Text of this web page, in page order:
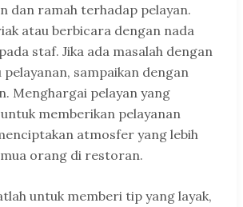
dan ramah terhadap pelayan.
atau berbicara dengan nada
staf. Jika ada masalah dengan
pelayanan, sampaikan dengan
Menghargai pelayan yang
memberikan pelayanan
atmosfer yang lebih
orang di restoran.
untuk memberi tip yang layak,